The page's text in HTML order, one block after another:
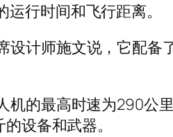
运行时间和飞行距离。
设计师施文说，它配备
机的最高时速为290公
设备和武器。